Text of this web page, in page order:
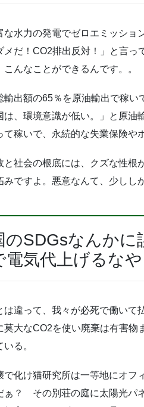
な水力の発電でゼロエミッシ
メだ！CO2排出反対！」と言
んなことができるんです。。
輸出額の65％を原油輸出で稼
は、環境意識が低い。」と原油
て稼いで、永続的な失業保険や
と社会の根底には、クズな性
みですよ。悪意なんて、少しし
のSDGsなんか
気代上げるなや
は違って、我々が必死で働い
莫大なCO2を使い廃棄は有害
る。
で化け猫研究所は一等地にオフ
ぁ？ その別荘の庭に太陽光